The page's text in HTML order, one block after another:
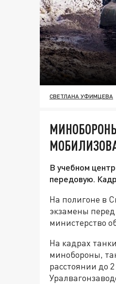
СВЕТЛАНА УФИМЦЕВА
В учебном
передовую.
На полигоне в
экзамены
министерство
На кадрах
минобороны,
расстоянии до